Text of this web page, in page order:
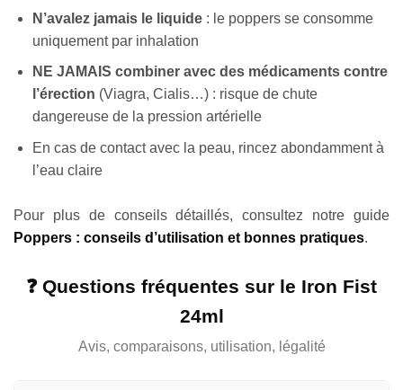
N’avalez jamais le liquide: le poppers se consomme
uniquement par inhalation
NE JAMAIS combiner avec des médicaments contre
l’érection (Viagra, Cialis…) : risque de chute
dangereuse de la pression artérielle
En cas de contact avec la peau, rincez abondamment à
l’eau claire
Pour plus de conseils détaillés, consultez notre guide
Poppers : conseils d’utilisation et bonnes pratiques.
❓ Questions fréquentes sur le Iron Fist
24ml
Avis, comparaisons, utilisation, légalité